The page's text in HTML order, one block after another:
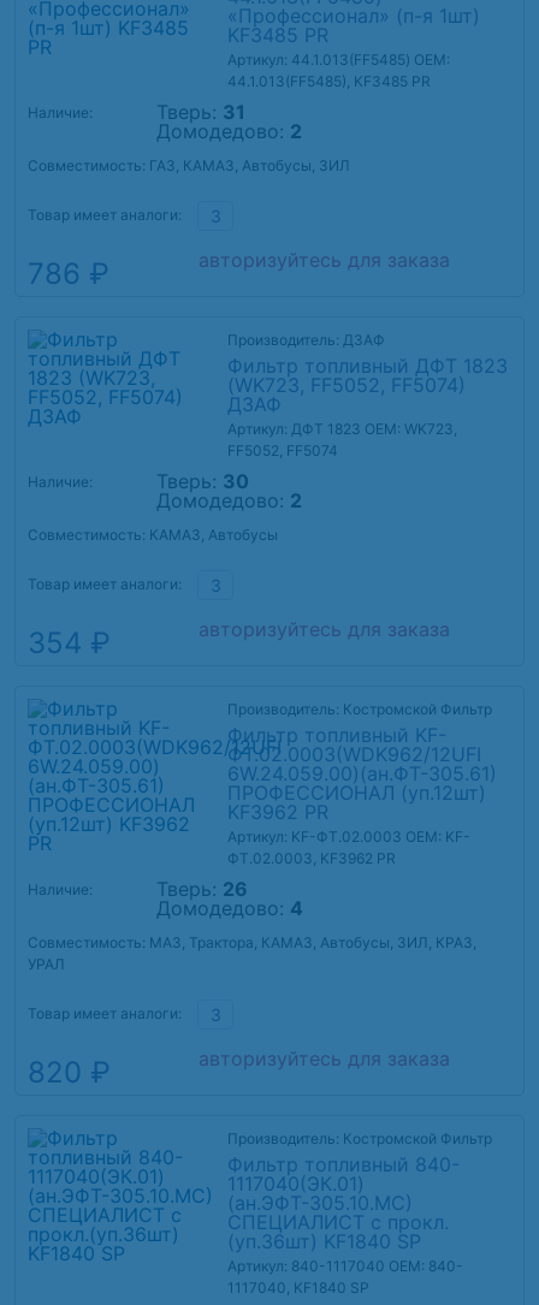
«Профессионал» (п-я 1шт)
KF3485 PR
Артикул: 44.1.013(FF5485) OEM:
44.1.013(FF5485), KF3485 PR
Наличие:
Тверь: 31
Домодедово: 2
Совместимость: ГАЗ, КАМАЗ, Автобусы, ЗИЛ
Товар имеет аналоги: 3
786 ₽ авторизуйтесь для заказа
Производитель: ДЗАФ
Фильтр топливный ДФТ 1823
(WK723, FF5052, FF5074)
ДЗАФ
Артикул: ДФТ 1823 OEM: WK723,
FF5052, FF5074
Наличие:
Тверь: 30
Домодедово: 2
Совместимость: КАМАЗ, Автобусы
Товар имеет аналоги: 3
354 ₽ авторизуйтесь для заказа
Производитель: Костромской Фильтр
Фильтр топливный KF-
ФТ.02.0003(WDK962/12UFI
6W.24.059.00)(ан.ФТ-305.61)
ПРОФЕССИОНАЛ (уп.12шт)
KF3962 PR
Артикул: KF-ФТ.02.0003 OEM: KF-
ФТ.02.0003, KF3962 PR
Наличие:
Тверь: 26
Домодедово: 4
Совместимость: МАЗ, Трактора, КАМАЗ, Автобусы, ЗИЛ, КРАЗ,
УРАЛ
Товар имеет аналоги: 3
820 ₽ авторизуйтесь для заказа
Производитель: Костромской Фильтр
Фильтр топливный 840-
1117040(ЭК.01)
(ан.ЭФТ-305.10.МС)
СПЕЦИАЛИСТ с прокл.
(уп.36шт) KF1840 SP
Артикул: 840-1117040 OEM: 840-
1117040, KF1840 SP